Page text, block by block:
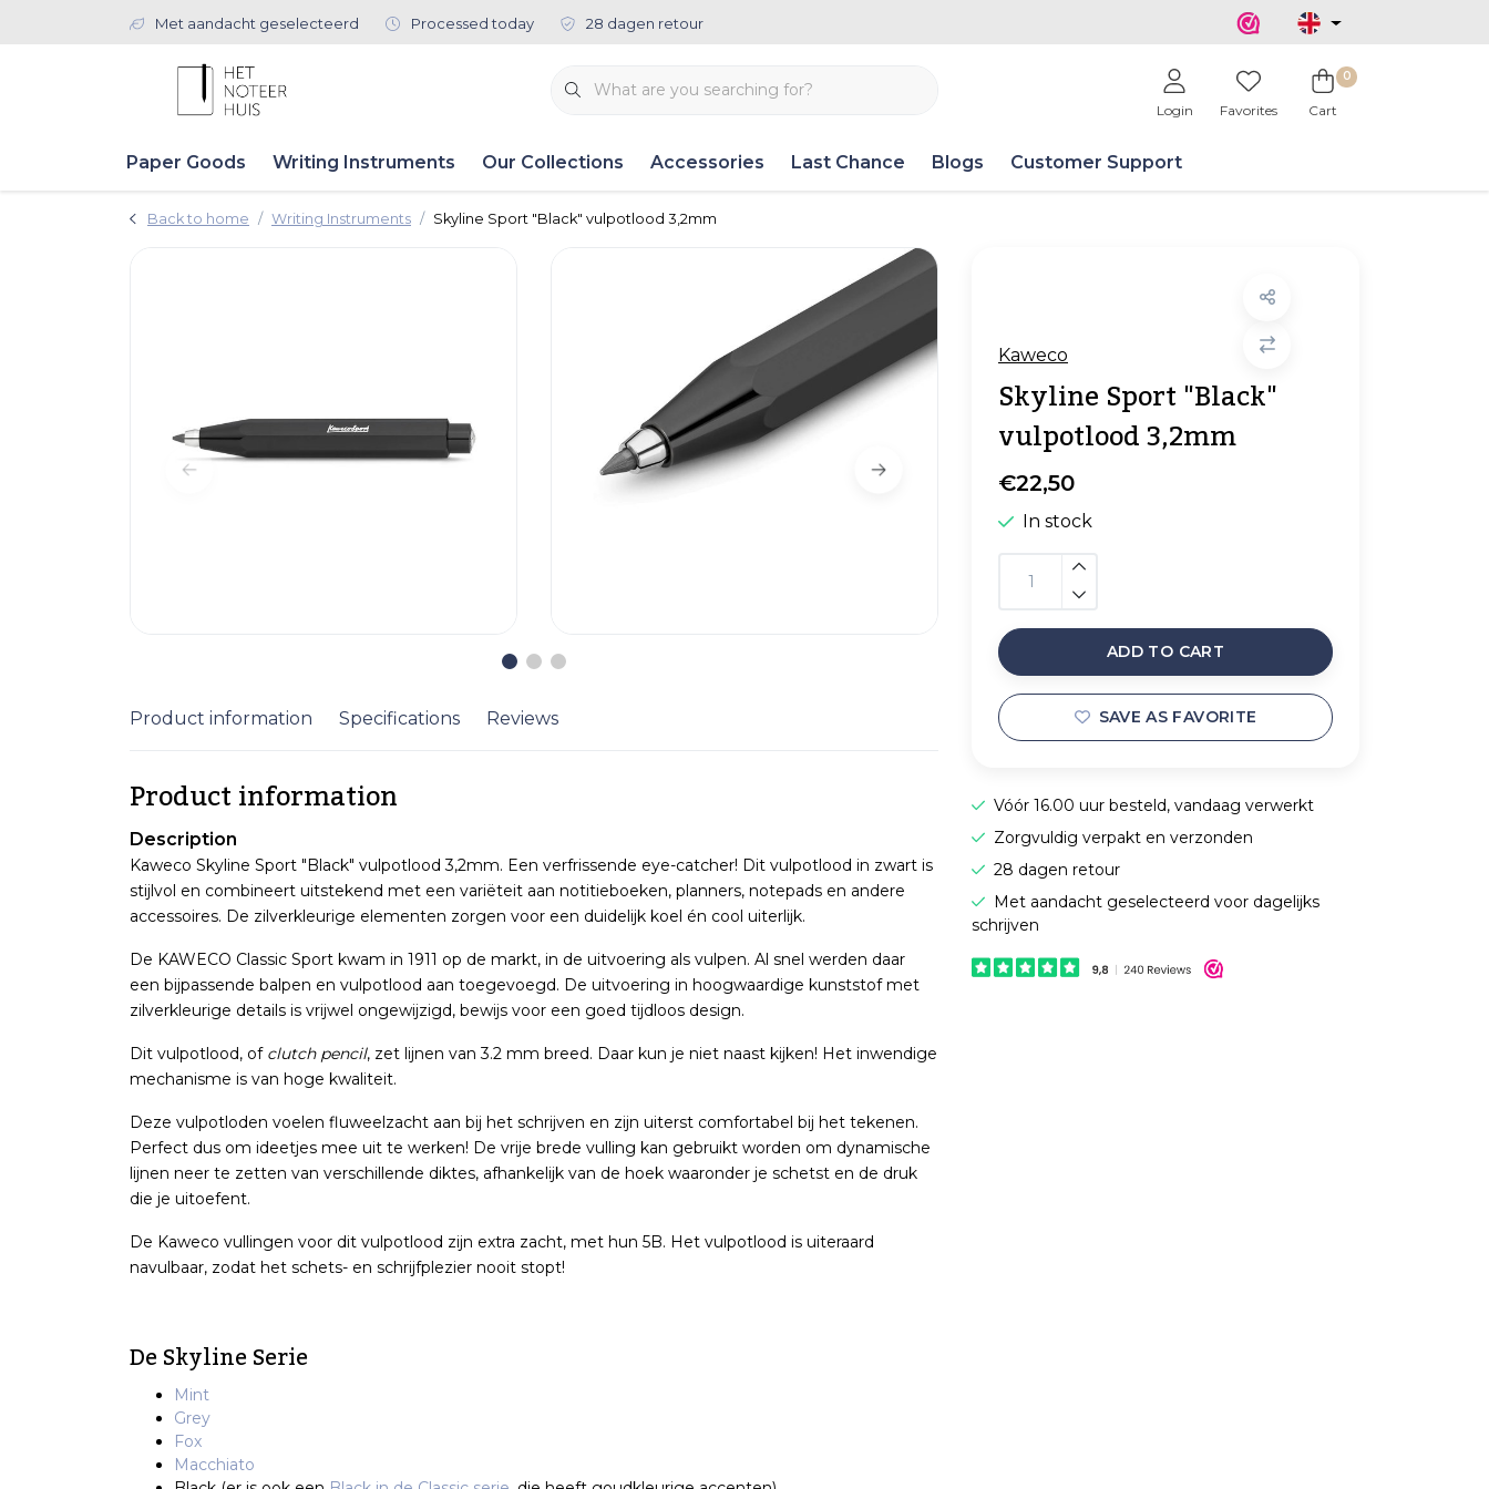
Met aandacht geselecteerd Processed today 28 dagen retour
Login Favorites
0
Cart
Paper Goods Writing Instruments Our Collections Accessories Last Chance Blogs Customer Support
Back to home Writing Instruments Skyline Sport "Black" vulpotlood 3,2mm
Kaweco
Skyline Sport "Black"
vulpotlood 3,2mm
€22,50
In stock
ADD TO CART
SAVE AS FAVORITE
Vóór 16.00 uur besteld, vandaag verwerkt
Zorgvuldig verpakt en verzonden
28 dagen retour
Met aandacht geselecteerd voor dagelijks
schrijven
Product information Specifications Reviews
Product information
Description
Kaweco Skyline Sport "Black" vulpotlood 3,2mm. Een verfrissende eye-catcher! Dit vulpotlood in zwart is
stijlvol en combineert uitstekend met een variëteit aan notitieboeken, planners, notepads en andere
accessoires. De zilverkleurige elementen zorgen voor een duidelijk koel én cool uiterlijk.
De KAWECO Classic Sport kwam in 1911 op de markt, in de uitvoering als vulpen. Al snel werden daar
een bijpassende balpen en vulpotlood aan toegevoegd. De uitvoering in hoogwaardige kunststof met
zilverkleurige details is vrijwel ongewijzigd, bewijs voor een goed tijdloos design.
Dit vulpotlood, of clutch pencil, zet lijnen van 3.2 mm breed. Daar kun je niet naast kijken! Het inwendige
mechanisme is van hoge kwaliteit.
Deze vulpotloden voelen fluweelzacht aan bij het schrijven en zijn uiterst comfortabel bij het tekenen.
Perfect dus om ideetjes mee uit te werken! De vrije brede vulling kan gebruikt worden om dynamische
lijnen neer te zetten van verschillende diktes, afhankelijk van de hoek waaronder je schetst en de druk
die je uitoefent.
De Kaweco vullingen voor dit vulpotlood zijn extra zacht, met hun 5B. Het vulpotlood is uiteraard
navulbaar, zodat het schets- en schrijfplezier nooit stopt!
De Skyline Serie
Mint
Grey
Fox
Macchiato